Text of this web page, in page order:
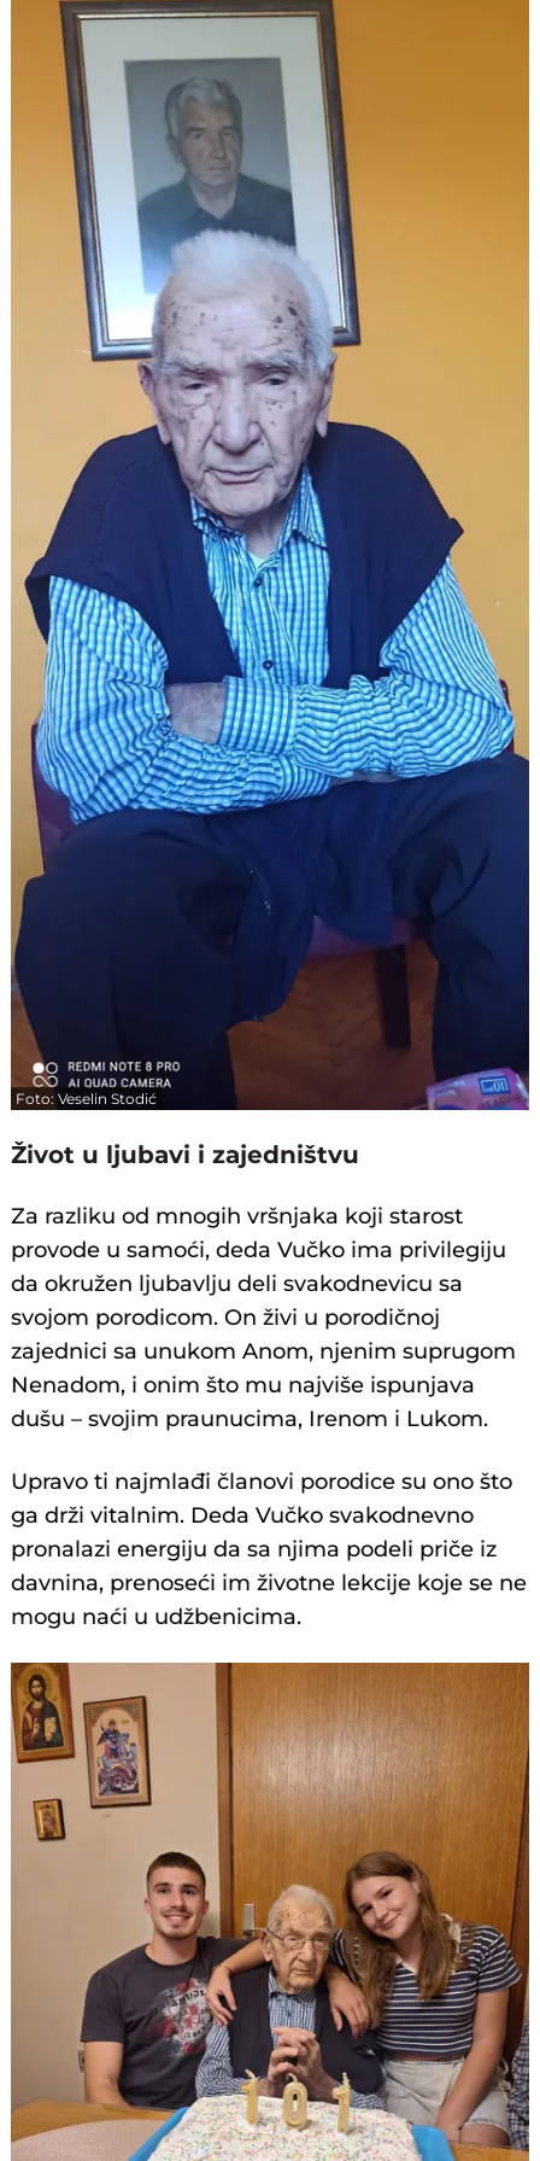
Foto: Veselin Stodić
Život u ljubavi i zajedništvu
Za razliku od mnogih vršnjaka koji starost
provode u samoći, deda Vučko ima privilegiju
da okružen ljubavlju deli svakodnevicu sa
svojom porodicom. On živi u porodičnoj
zajednici sa unukom Anom, njenim suprugom
Nenadom, i onim što mu najviše ispunjava
dušu – svojim praunucima, Irenom i Lukom.
Upravo ti najmlađi članovi porodice su ono što
ga drži vitalnim. Deda Vučko svakodnevno
pronalazi energiju da sa njima podeli priče iz
davnina, prenoseći im životne lekcije koje se ne
mogu naći u udžbenicima.